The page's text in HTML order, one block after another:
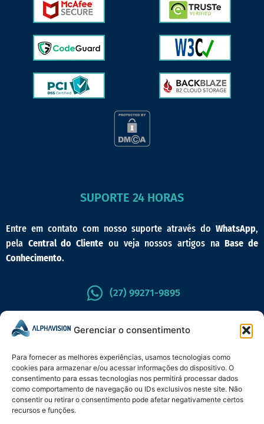
Gerenciar o consentimento
Para fornecer as melhores experiências, usamos tecnologias como
cookies para armazenar e/ou acessar informações do dispositivo. O
consentimento para essas tecnologias nos permitirá processar dados
como comportamento de navegação ou IDs exclusivos neste site. Não
consentir ou retirar o consentimento pode afetar negativamente certos
recursos e funções.
SUPORTE 24 HORAS
Entre em contato com nosso suporte através do WhatsApp,
pela Central do Cliente ou veja nossos artigos naBase de
Conhecimento.
(27) 99271-9895
CENTRAL DO CLIENTE